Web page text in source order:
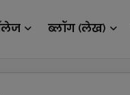
ब्लॉग (लेख)